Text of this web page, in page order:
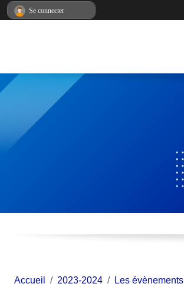
Accueil 2023-2024 Les évènements
Se connecter
Panneau de gestion des cookies